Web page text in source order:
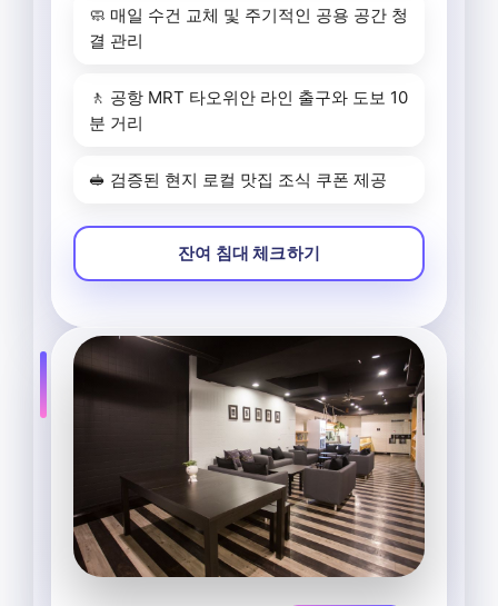
🧼 매일 수건 교체 및 주기적인 공용 공간 청
결 관리
🚶 공항 MRT 타오위안 라인 출구와 도보 10
분 거리
🥪 검증된 현지 로컬 맛집 조식 쿠폰 제공
잔여 침대 체크하기